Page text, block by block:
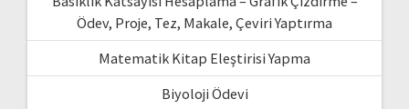
Ödev, Proje, Tez, Makale, Çeviri Yaptırma
Matematik Kitap Eleştirisi Yapma
Biyoloji Ödevi